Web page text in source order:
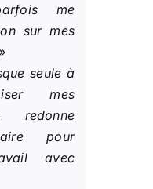
me
sur mes
seule à
mes
redonne
pour
avec